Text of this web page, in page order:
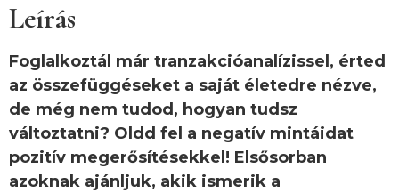
Leírás
Foglalkoztál már tranzakcióanalízissel, érted
az összefüggéseket a saját életedre nézve,
de még nem tudod, hogyan tudsz
változtatni? Oldd fel a negatív mintáidat
pozitív megerősítésekkel! Elsősorban
azoknak ajánljuk, akik ismerik a